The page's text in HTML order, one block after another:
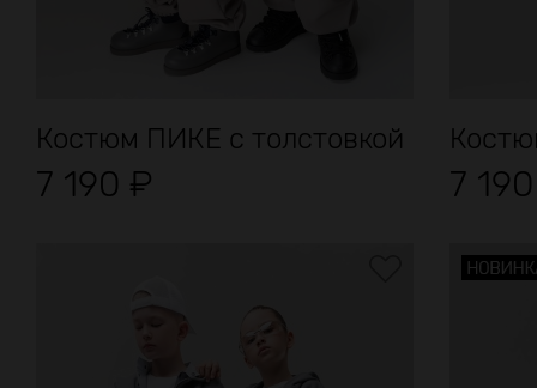
Костюм ПИКЕ с толстовкой
7 190 ₽ 7